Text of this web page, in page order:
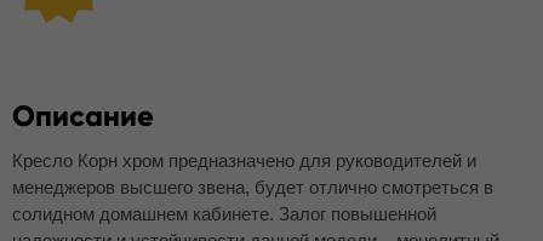
Описание
Кресло Корн хром предназначено для руководителей и
менеджеров высшего звена, будет отлично смотреться в
солидном домашнем кабинете. Залог повышенной